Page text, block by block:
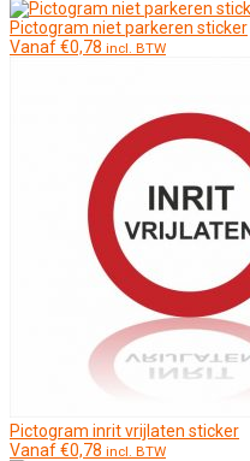
Pictogram niet parkeren sticker
Vanaf€0,78 incl. BTW
Pictogram inrit vrijlaten sticker
Vanaf€0,78 incl. BTW